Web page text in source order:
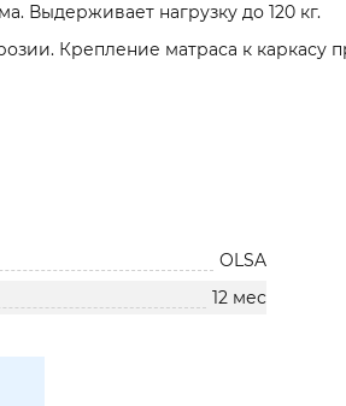
Выдерживает нагрузку до 120 кг.
Крепление матраса к каркасу
OLSA
12 мес